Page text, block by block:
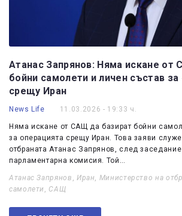
Атанас Запрянов: Няма искане от
бойни самолети и личен състав за
срещу Иран
News Life 11.03.2026 - 19:33 ч.
Няма искане от САЩ да базират бойни
за операцията срещу Иран. Това заяви
отбраната Атанас Запрянов, след
парламентарна комисия. Той…
Атанас Запрянов , Иран, Министерство на
самолети , САЩ